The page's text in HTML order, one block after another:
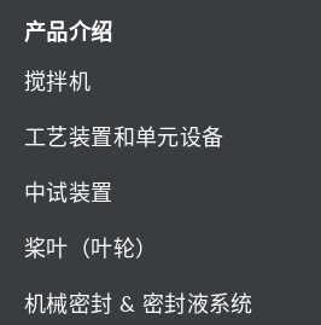
产品介绍
搅拌机
工艺装置和单元设备
中试装置
桨叶（叶轮）
机械密封 & 密封液系统